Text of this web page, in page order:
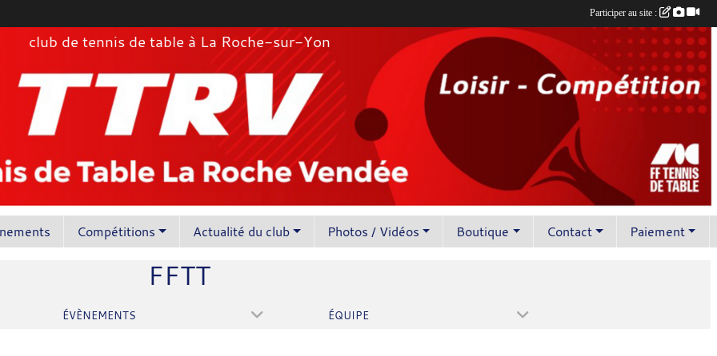
club de tennis de table à La Roche-sur-Yon
Compétitions Actualité du club Photos / Vidéos Boutique Contact Paiement
FFTT
ÉVÈNEMENTS ÉQUIPE
Participer au site :